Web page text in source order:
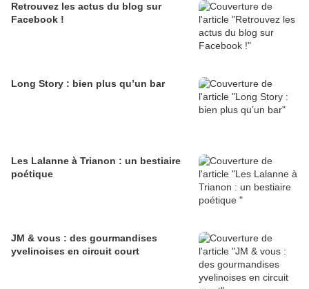
Retrouvez les actus du blog sur
Facebook !
Long Story : bien plus qu’un bar
Les Lalanne à Trianon : un bestiaire
poétique
JM & vous : des gourmandises
yvelinoises en circuit court